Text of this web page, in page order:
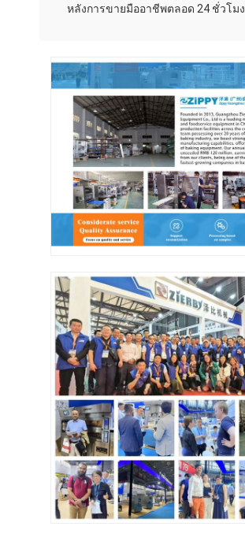
เครื่องผสมแป้ง
เครื่องตีไข่เชิงพาณิชย์
แบ่งรอบ
เครื่องปรับปรุงอาหาร
เครื่องรีดแป้ง
เครื่องตัดขนมปัง
ตู้แช่แข็งสำหรับขึ้นรูปขนมปัง
เตาอบแบบแร็ค
เตาอบขนมพาณิชย์
เตาอบความร้อนหมุนเวียน
เตาอบแบบผสม
เตาอบพิซซ่า
อุปกรณ์เบเกอรี่ขนาดเล็ก
หลังการขายมืออาชีพตลอด 24 ชั่วโมง